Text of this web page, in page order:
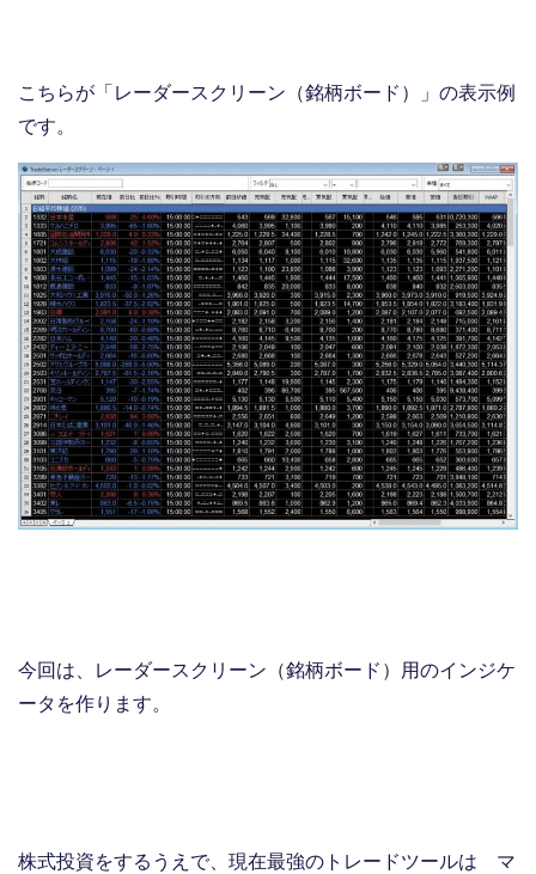
こちらが「レーダースクリーン（銘柄ボード）」の表示例
です。
今回は、レーダースクリーン（銘柄ボード）用のインジケ
ータを作ります。
株式投資をするうえで、現在最強のトレードツールは マ